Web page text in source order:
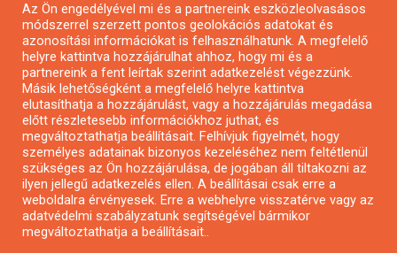
Pályázatok magánszemélyeknek
Pályázatok civil szervezeteknek
Pályázatok vállalkozásoknak
Önkormányzati pályázatok
Mezőgazdasági pályázatok
Falusi turizmus pályázatok
Napelem pályázatok
GINOP pályázatok
Az Ön engedélyével mi és a partnereink eszközleolvasásos
módszerrel szerzett pontos geolokációs adatokat és
azonosítási információkat is felhasználhatunk. A megfelelő
helyre kattintva hozzájárulhat ahhoz, hogy mi és a
partnereink a fent leírtak szerint adatkezelést végezzünk.
Másik lehetőségként a megfelelő helyre kattintva
elutasíthatja a hozzájárulást, vagy a hozzájárulás megadása
előtt részletesebb információkhoz juthat, és
megváltoztathatja beállításait. Felhívjuk figyelmét, hogy
személyes adatainak bizonyos kezeléséhez nem feltétlenül
szükséges az Ön hozzájárulása, de jogában áll tiltakozni az
ilyen jellegű adatkezelés ellen. A beállításai csak erre a
weboldalra érvényesek. Erre a webhelyre visszatérve vagy az
adatvédelmi szabályzatunk segítségével bármikor
megváltoztathatja a beállításait..